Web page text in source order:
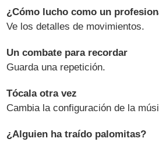
¿Cómo lucho como un
Ve los detalles de movimientos.
Un combate para recordar
Guarda una repetición.
Tócala otra vez
Cambia la configuración de la
¿Alguien ha traído palomitas?